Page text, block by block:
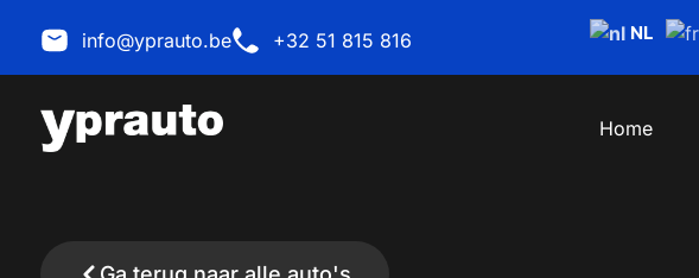
info@yprauto.be +32 51 815 816 NL
Home